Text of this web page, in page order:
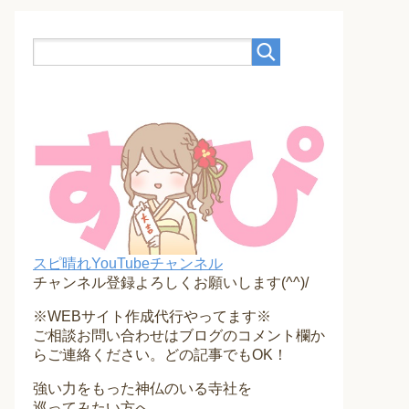
スピ晴れYouTubeチャンネル
チャンネル登録よろしくお願いします(^^)/
※WEBサイト作成代行やってます※
ご相談お問い合わせはブログのコメント欄か
らご連絡ください。どの記事でもOK！
強い力をもった神仏のいる寺社を